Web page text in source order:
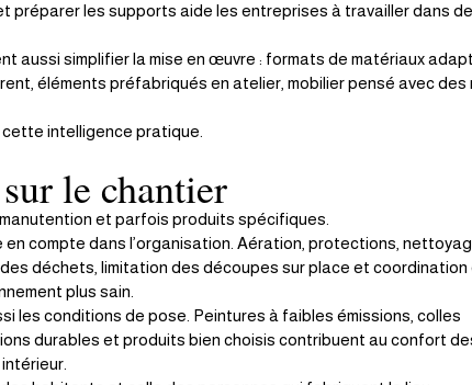
préparer les supports aide les entreprises à travailler dans de
aussi simplifier la mise en œuvre : formats de matériaux
éléments préfabriqués en atelier, mobilier pensé avec des
intelligence pratique.
le chantier
et parfois produits spécifiques.
compte dans l’organisation. Aération, protections,
déchets, limitation des découpes sur place et coordination
plus sain.
les conditions de pose. Peintures à faibles émissions, colles
durables et produits bien choisis contribuent au confort